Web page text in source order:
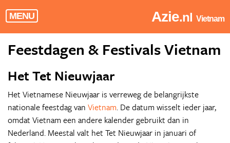
MENU Azie.nl Vietnam
Feestdagen & Festivals Vietnam
Het Tet Nieuwjaar
Het Vietnamese Nieuwjaar is verreweg de belangrijkste
nationale feestdag van Vietnam. De datum wisselt ieder jaar,
omdat Vietnam een andere kalender gebruikt dan in
Nederland. Meestal valt het Tet Nieuwjaar in januari of